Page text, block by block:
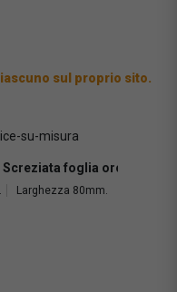
sul proprio sito.